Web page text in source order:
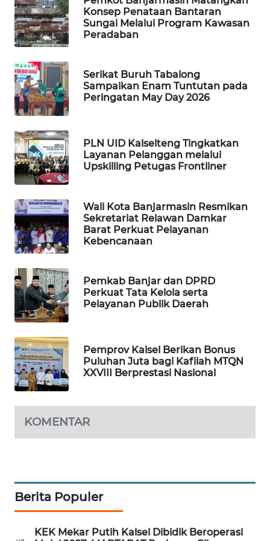
Konsep Penataan Bantaran
Sungai Melalui Program Kawasan
Peradaban
Serikat Buruh Tabalong
Sampaikan Enam Tuntutan pada
Peringatan May Day 2026
PLN UID Kalselteng Tingkatkan
Layanan Pelanggan melalui
Upskilling Petugas Frontliner
Wali Kota Banjarmasin Resmikan
Sekretariat Relawan Damkar
Barat Perkuat Pelayanan
Kebencanaan
Pemkab Banjar dan DPRD
Perkuat Tata Kelola serta
Pelayanan Publik Daerah
Pemprov Kalsel Berikan Bonus
Puluhan Juta bagi Kafilah MTQN
XXVIII Berprestasi Nasional
KOMENTAR
Berita Populer
KEK Mekar Putih Kalsel Dibidik Beroperasi
PORTAL
KONSUMEN
FORWAMKI
ALPERKLINAS
FORJASIDA
TAMBANG
NEWS
SITUNGIR
NEWS
SIDIKALANG
NEWS
SIBARAGAS
NEWS
METRO
SIANTAR
NEWS
NEWS
NEWS
KRT
NEWS